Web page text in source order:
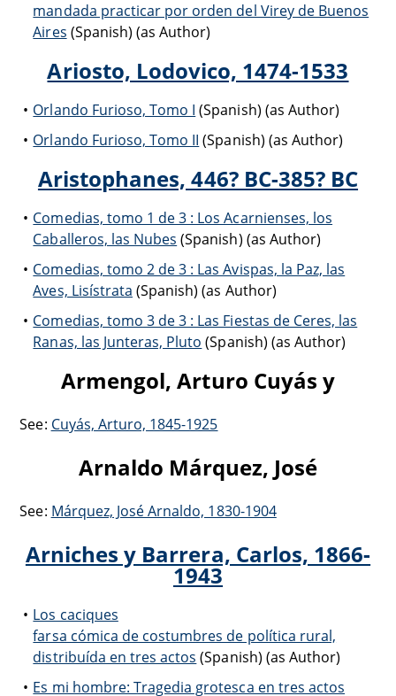
mandada practicar por orden del Virey de Buenos
Aires (Spanish) (as Author)
Ariosto, Lodovico, 1474-1533
Orlando Furioso, Tomo I (Spanish) (as Author)
Orlando Furioso, Tomo II (Spanish) (as Author)
Aristophanes, 446? BC-385? BC
Comedias, tomo 1 de 3 : Los Acarnienses, los
Caballeros, las Nubes (Spanish) (as Author)
Comedias, tomo 2 de 3 : Las Avispas, la Paz, las
Aves, Lisístrata (Spanish) (as Author)
Comedias, tomo 3 de 3 : Las Fiestas de Ceres, las
Ranas, las Junteras, Pluto (Spanish) (as Author)
Armengol, Arturo Cuyás y
See: Cuyás, Arturo, 1845-1925
Arnaldo Márquez, José
See: Márquez, José Arnaldo, 1830-1904
Arniches y Barrera, Carlos, 1866-
1943
Los caciques
farsa cómica de costumbres de política rural,
distribuída en tres actos (Spanish) (as Author)
Es mi hombre: Tragedia grotesca en tres actos